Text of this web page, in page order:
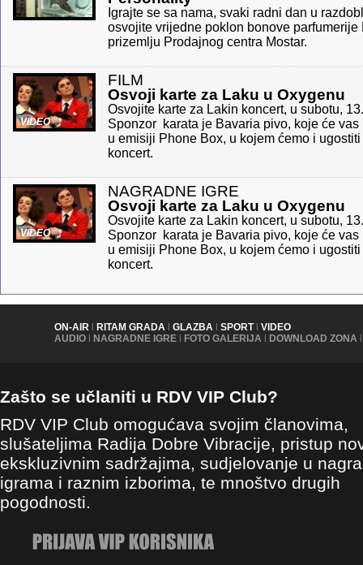
Igrajte se sa nama, svaki radni dan u
osvojite vrijedne poklon bonove parfumerije
prizemlju Prodajnog centra Mostar.
VIDEO
FILM
Osvoji karte za Laku u Oxygenu
Osvojite karte za Lakin koncert, u subotu,
Sponzor karata je Bavaria pivo, koje će vas
u emisiji Phone Box, u kojem ćemo i
koncert.
VIDEO
NAGRADNE IGRE
Osvoji karte za Laku u Oxygenu
Osvojite karte za Lakin koncert, u subotu,
Sponzor karata je Bavaria pivo, koje će vas
u emisiji Phone Box, u kojem ćemo i
koncert.
ON-AIR | RITAM GRADA | GLAZBA | SPORT | VIDEO
AUDIO | NAGRADNE IGRE | FOTO GALERIJA | DOWNLOAD ZONA |
Zašto se učlaniti u RDV VIP Club?
RDV VIP Club omogućava svojim članovima,
slušateljima Radija Dobre Vibracije, pristup
ekskluzivnim sadržajima, sudjelovanje u
igrama i raznim izborima, te mnoštvo drugih
pogodnosti.